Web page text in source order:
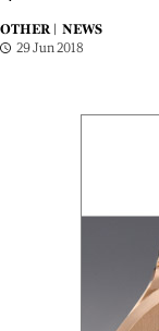
OTHER |
NEWS
29 Jun 2018